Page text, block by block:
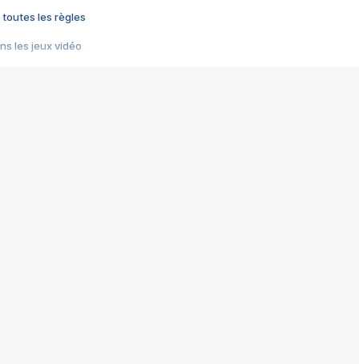
toutes les règles
les jeux vidéo